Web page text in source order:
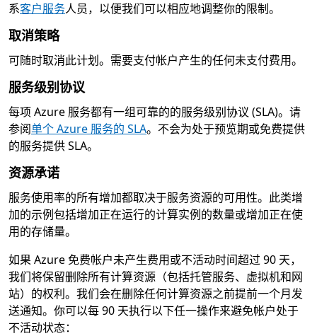
系客户服务人员，以便我们可以相应地调整你的限制。
取消策略
可随时取消此计划。需要支付帐户产生的任何未支付费用。
服务级别协议
每项 Azure 服务都有一组可靠的的服务级别协议 (SLA)。请
参阅单个 Azure 服务的 SLA。不会为处于预览期或免费提供
的服务提供 SLA。
资源承诺
服务使用率的所有增加都取决于服务资源的可用性。此类增
加的示例包括增加正在运行的计算实例的数量或增加正在使
用的存储量。
如果 Azure 免费帐户未产生费用或不活动时间超过 90 天，
我们将保留删除所有计算资源（包括托管服务、虚拟机和网
站）的权利。我们会在删除任何计算资源之前提前一个月发
送通知。你可以每 90 天执行以下任一操作来避免帐户处于
不活动状态：